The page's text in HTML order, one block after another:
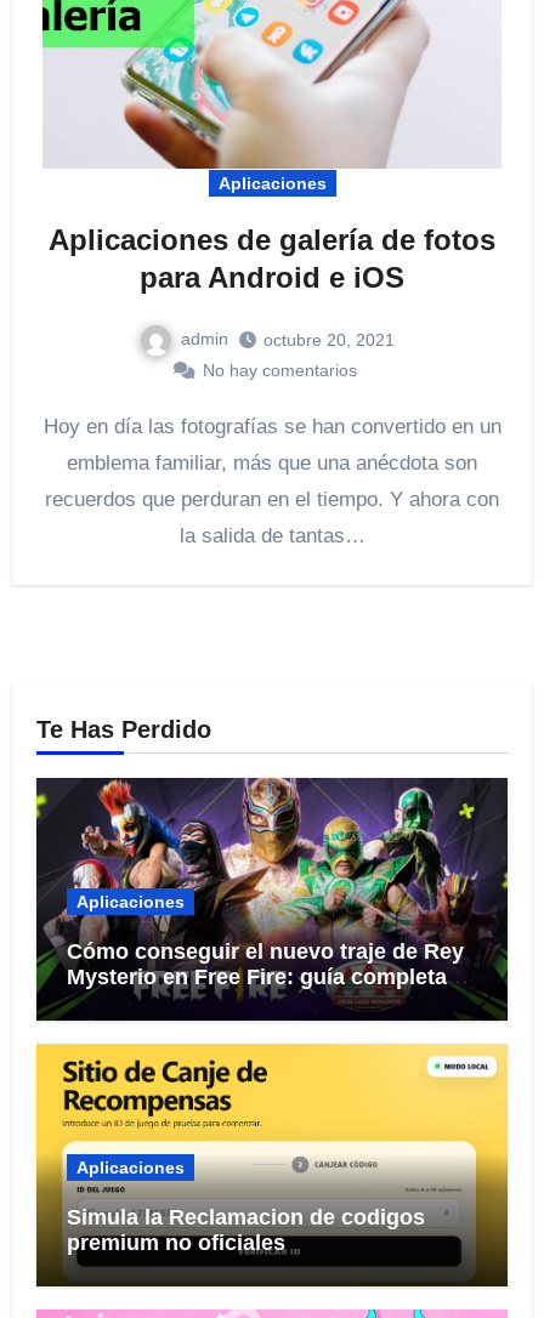
Aplicaciones
Aplicaciones de galería de fotos
para Android e iOS
admin
octubre 20, 2021
No hay comentarios
Hoy en día las fotografías se han convertido en un
emblema familiar, más que una anécdota son
recuerdos que perduran en el tiempo. Y ahora con
la salida de tantas…
Te Has Perdido
Aplicaciones
Cómo conseguir el nuevo traje de Rey
Mysterio en Free Fire: guía completa
del evento 2026
Aplicaciones
Simula la Reclamacion de codigos
premium no oficiales